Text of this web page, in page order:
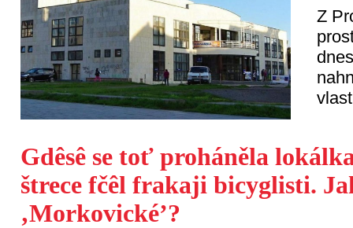
Z
Gdêsê se toť proháněla
štrece fčêl frakaji bicyglisti.
‚Morkovické’?